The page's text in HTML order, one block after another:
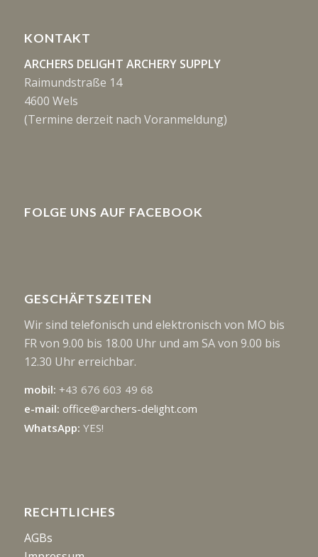
KONTAKT
ARCHERS DELIGHT ARCHERY SUPPLY
Raimundstraße 14
4600 Wels
(Termine derzeit nach Voranmeldung)
FOLGE UNS AUF FACEBOOK
GESCHÄFTSZEITEN
Wir sind telefonisch und elektronisch von MO bis
FR von 9.00 bis 18.00 Uhr und am SA von 9.00 bis
12.30 Uhr erreichbar.
mobil: +43 676 603 49 68
e-mail: office@archers-delight.com
WhatsApp: YES!
RECHTLICHES
AGBs